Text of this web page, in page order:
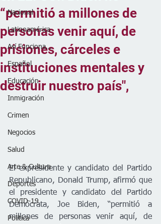
Nacional
Latinoamérica
Así Funciona...
Español
Educación
Inmigración
Crimen
Negocios
Salud
Arte & Cultura
Deportes
COVID-19
Política
“permitió a millones de
personas venir aquí, de
prisiones, cárceles e
instituciones mentales y
destruir nuestro país",
El expresidente y candidato del Partido
Republicano, Donald Trump, afirmó que
el presidente y candidato del Partido
Demócrata, Joe Biden, “permitió a
millones de personas venir aquí, de